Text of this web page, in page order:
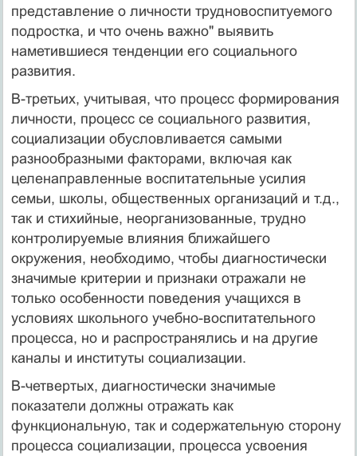
представление о личности трудновоспитуемого
подростка, и что очень важно" выявить
наметившиеся тенденции его социального
развития.
В-третьих, учитывая, что процесс формирования
личности, процесс се социального развития,
социализации обусловливается самыми
разнообразными факторами, включая как
целенаправленные воспитательные усилия
семьи, школы, общественных организаций и т.д.,
так и стихийные, неорганизованные, трудно
контролируемые влияния ближайшего
окружения, необходимо, чтобы диагностически
значимые критерии и признаки отражали не
только особенности поведения учащихся в
условиях школьного учебно-воспитательного
процесса, но и распространялись и на другие
каналы и институты социализации.
В-четвертых, диагностически значимые
показатели должны отражать как
функциональную, так и содержательную сторону
процесса социализации, процесса усвоения